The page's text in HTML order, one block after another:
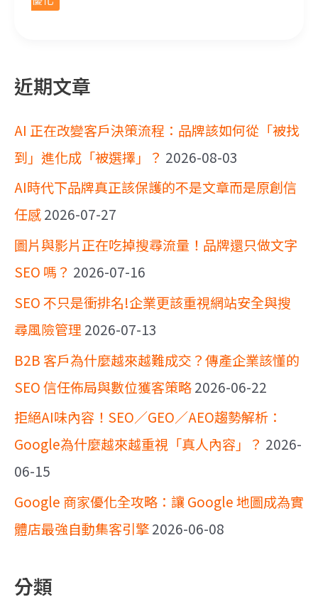
近期文章
AI 正在改變客戶決策流程：品牌該如何從「被找
到」進化成「被選擇」？ 2026-08-03
AI時代下品牌真正該保護的不是文章而是原創信
任感2026-07-27
圖片與影片正在吃掉搜尋流量！品牌還只做文字
SEO 嗎？ 2026-07-16
SEO 不只是衝排名!企業更該重視網站安全與搜
尋風險管理 2026-07-13
B2B 客戶為什麼越來越難成交？傳產企業該懂的
SEO 信任佈局與數位獲客策略2026-06-22
拒絕AI味內容！SEO／GEO／AEO趨勢解析：
Google為什麼越來越重視「真人內容」？ 2026-
06-15
Google 商家優化全攻略：讓 Google 地圖成為實
體店最強自動集客引擎2026-06-08
分類